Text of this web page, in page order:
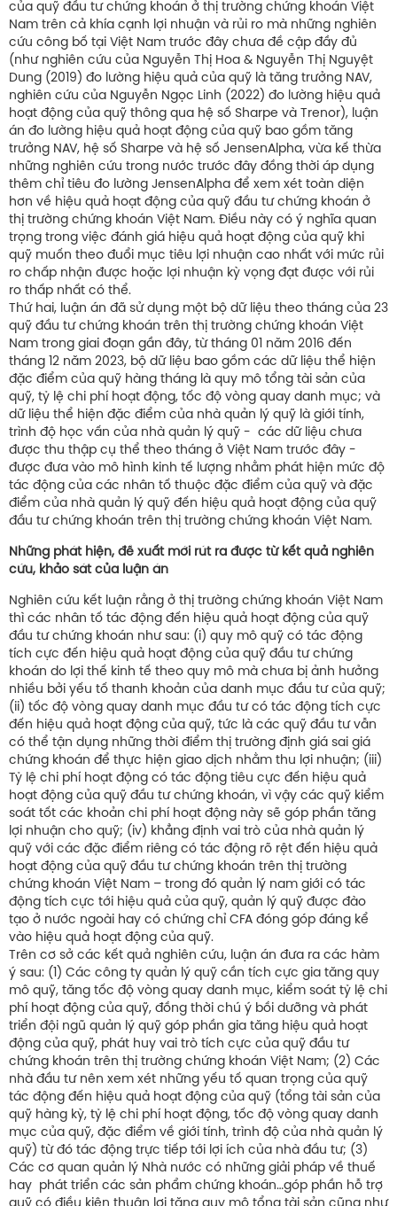
của quỹ đầu tư chứng khoán ở thị trường chứng khoán Việt
Nam trên cả khía cạnh lợi nhuận và rủi ro mà những nghiên
cứu công bố tại Việt Nam trước đây chưa đề cập đầy đủ
(như nghiên cứu của Nguyễn Thị Hoa & Nguyễn Thị Nguyệt
Dung (2019) đo lường hiệu quả của quỹ là tăng trưởng NAV,
nghiên cứu của Nguyễn Ngọc Linh (2022) đo lường hiệu quả
hoạt động của quỹ thông qua hệ số Sharpe và Trenor), luận
án đo lường hiệu quả hoạt động của quỹ bao gồm tăng
trưởng NAV, hệ số Sharpe và hệ số JensenAlpha, vừa kế thừa
những nghiên cứu trong nước trước đây đồng thời áp dụng
thêm chỉ tiêu đo lường JensenAlpha để xem xét toàn diện
hơn về hiệu quả hoạt động của quỹ đầu tư chứng khoán ở
thị trường chứng khoán Việt Nam. Điều này có ý nghĩa quan
trọng trong việc đánh giá hiệu quả hoạt động của quỹ khi
quỹ muốn theo đuổi mục tiêu lợi nhuận cao nhất với mức rủi
ro chấp nhận được hoặc lợi nhuận kỳ vọng đạt được với rủi
ro thấp nhất có thể.
Thứ hai, luận án đã sử dụng một bộ dữ liệu theo tháng của 23
quỹ đầu tư chứng khoán trên thị trường chứng khoán Việt
Nam trong giai đoạn gần đây, từ tháng 01 năm 2016 đến
tháng 12 năm 2023, bộ dữ liệu bao gồm các dữ liệu thể hiện
đặc điểm của quỹ hàng tháng là quy mô tổng tài sản của
quỹ, tỷ lệ chi phí hoạt động, tốc độ vòng quay danh mục; và
dữ liệu thể hiện đặc điểm của nhà quản lý quỹ là giới tính,
trình độ học vấn của nhà quản lý quỹ - các dữ liệu chưa
được thu thập cụ thể theo tháng ở Việt Nam trước đây -
được đưa vào mô hình kinh tế lượng nhằm phát hiện mức độ
tác động của các nhân tố thuộc đặc điểm của quỹ và đặc
điểm của nhà quản lý quỹ đến hiệu quả hoạt động của quỹ
đầu tư chứng khoán trên thị trường chứng khoán Việt Nam.
Những phát hiện, đề xuất mới rút ra được từ kết quả nghiên
cứu, khảo sát của luận án
Nghiên cứu kết luận rằng ở thị trường chứng khoán Việt Nam
thì các nhân tố tác động đến hiệu quả hoạt động của quỹ
đầu tư chứng khoán như sau: (i) quy mô quỹ có tác động
tích cực đến hiệu quả hoạt động của quỹ đầu tư chứng
khoán do lợi thế kinh tế theo quy mô mà chưa bị ảnh hưởng
nhiều bởi yếu tố thanh khoản của danh mục đầu tư của quỹ;
(ii) tốc độ vòng quay danh mục đầu tư có tác động tích cực
đến hiệu quả hoạt động của quỹ, tức là các quỹ đầu tư vẫn
có thể tận dụng những thời điểm thị trường định giá sai giá
chứng khoán để thực hiện giao dịch nhằm thu lợi nhuận; (iii)
Tỷ lệ chi phí hoạt động có tác động tiêu cực đến hiệu quả
hoạt động của quỹ đầu tư chứng khoán, vì vậy các quỹ kiểm
soát tốt các khoản chi phí hoạt động này sẽ góp phần tăng
lợi nhuận cho quỹ; (iv) khẳng định vai trò của nhà quản lý
quỹ với các đặc điểm riêng có tác động rõ rệt đến hiệu quả
hoạt động của quỹ đầu tư chứng khoán trên thị trường
chứng khoán Việt Nam – trong đó quản lý nam giới có tác
động tích cực tới hiệu quả của quỹ, quản lý quỹ được đào
tạo ở nước ngoài hay có chứng chỉ CFA đóng góp đáng kể
vào hiệu quả hoạt động của quỹ.
Trên cơ sở các kết quả nghiên cứu, luận án đưa ra các hàm
ý sau: (1) Các công ty quản lý quỹ cần tích cực gia tăng quy
mô quỹ, tăng tốc độ vòng quay danh mục, kiểm soát tỷ lệ chi
phí hoạt động của quỹ, đồng thời chú ý bồi dưỡng và phát
triển đội ngũ quản lý quỹ góp phần gia tăng hiệu quả hoạt
động của quỹ, phát huy vai trò tích cực của quỹ đầu tư
chứng khoán trên thị trường chứng khoán Việt Nam; (2) Các
nhà đầu tư nên xem xét những yếu tố quan trọng của quỹ
tác động đến hiệu quả hoạt động của quỹ (tổng tài sản của
quỹ hàng kỳ, tỷ lệ chi phí hoạt động, tốc độ vòng quay danh
mục của quỹ, đặc điểm về giới tính, trình độ của nhà quản lý
quỹ) từ đó tác động trực tiếp tới lợi ích của nhà đầu tư; (3)
Các cơ quan quản lý Nhà nước có những giải pháp về thuế
hay phát triển các sản phẩm chứng khoán…góp phần hỗ trợ